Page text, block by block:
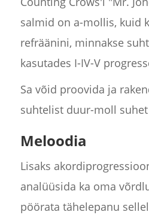
salmid on a-mollis, kuid
refräänini, minnakse
kasutades I-IV-V
Sa võid proovida ja
suhtelist duur-moll
Meloodia
Lisaks
analüüsida ka oma
pöörata tähelepanu